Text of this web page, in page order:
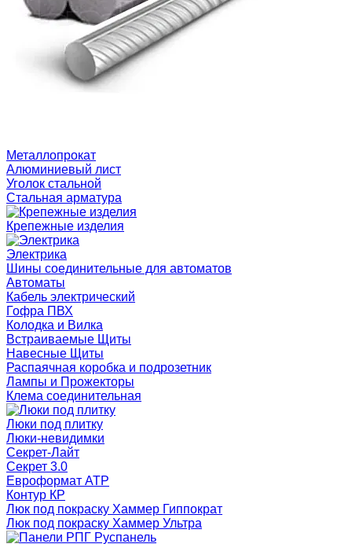
Металлопрокат
Алюминиевый лист
Уголок стальной
Стальная арматура
Крепежные изделия
Электрика
Шины соединительные для автоматов
Автоматы
Кабель электрический
Гофра ПВХ
Колодка и Вилка
Встраиваемые Щиты
Навесные Щиты
Распаячная коробка и подрозетник
Лампы и Прожекторы
Клема соединительная
Люки под плитку
Люки-невидимки
Секрет-Лайт
Секрет 3.0
Евроформат АТР
Контур КР
Люк под покраску Хаммер Гиппократ
Люк под покраску Хаммер Ультра